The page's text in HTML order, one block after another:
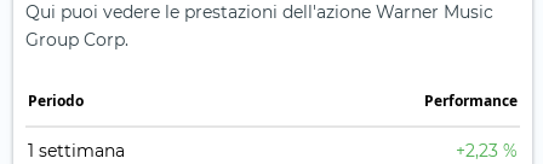
Qui puoi vedere le prestazioni dell'azione Warner Music
Group Corp.
Periodo Performance
1 settimana +2,23 %